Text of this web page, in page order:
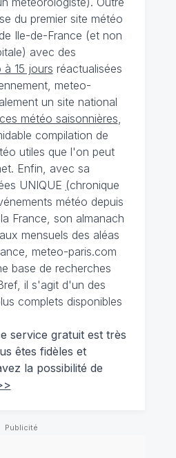
du premier site météo
Ile-de-France (et non
avec des
à 15 jours réactualisées
meteo-
un site national
météo saisonnières,
compilation de
utiles que l'on peut
Enfin, avec sa
UNIQUE (chronique
météo depuis
France, son almanach
mensuels des aléas
meteo-paris.com
base de recherches
il s'agit d'un des
complets disponibles
service gratuit est très
êtes fidèles et
la possibilité de